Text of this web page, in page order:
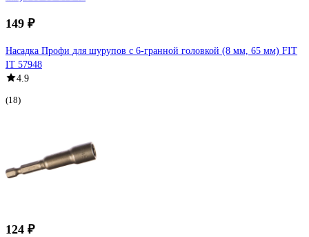
149 ₽
Насадка Профи для шурупов с 6-гранной головкой (8 мм, 65 мм) FIT
IT 57948
4.9
(18)
124 ₽